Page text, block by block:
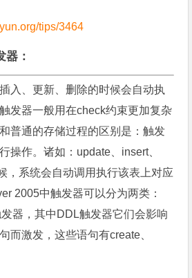
tips/3464
器：
入、更新、删除的时候会自动执
发器一般用在check约束更加复杂
普通的存储过程的区别是：触发
操作。诸如：update、insert、
，系统会自动调用执行该表上对应
2005中触发器可以分为两类：
器，其中DDL触发器它们会影响
而激发，这些语句有create、